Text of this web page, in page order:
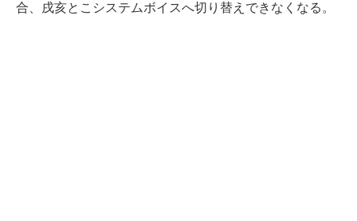
合、戌亥とこシステムボイスへ切り替えできなくなる。